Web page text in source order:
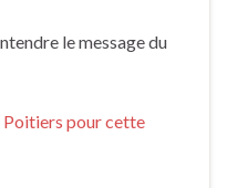
le message du
pour cette